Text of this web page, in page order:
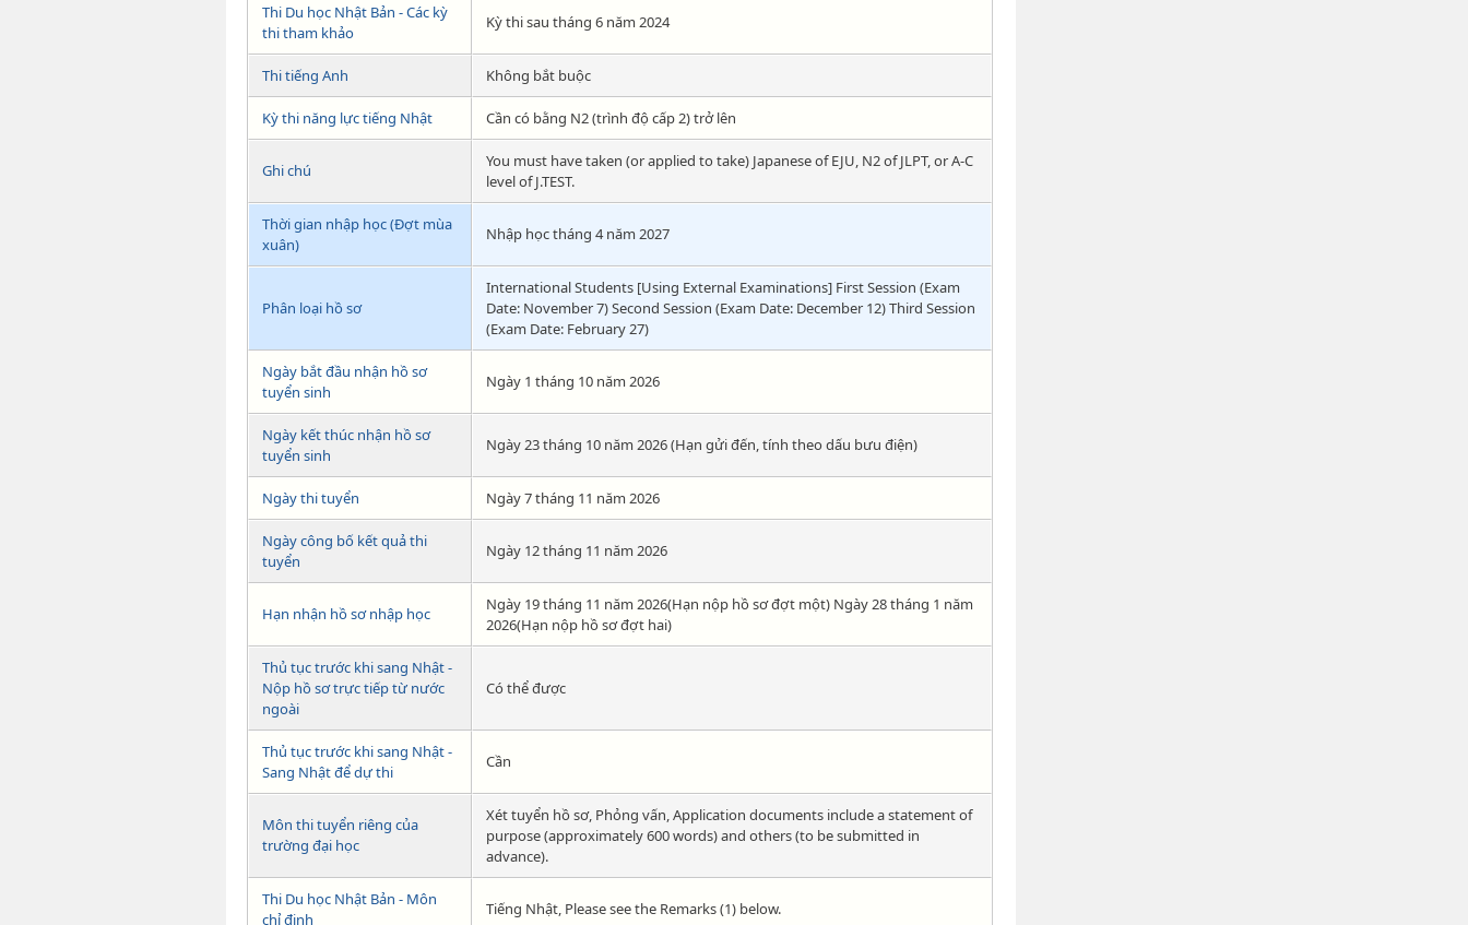
Thi Du học Nhật Bản - Các kỳ
thi tham khảo
Kỳ thi sau tháng 6 năm 2024
Thi tiếng Anh Không bắt buộc
Kỳ thi năng lực tiếng Nhật Cần có bằng N2 (trình độ cấp 2) trở lên
Ghi chú
You must have taken (or applied to take) Japanese of EJU, N2 of JLPT, or A-C
level of J.TEST.
Thời gian nhập học (Đợt mùa
xuân)
Nhập học tháng 4 năm 2027
Phân loại hồ sơ
International Students [Using External Examinations] First Session (Exam
Date: November 7) Second Session (Exam Date: December 12) Third Session
(Exam Date: February 27)
Ngày bắt đầu nhận hồ sơ
tuyển sinh
Ngày 1 tháng 10 năm 2026
Ngày kết thúc nhận hồ sơ
tuyển sinh
Ngày 23 tháng 10 năm 2026 (Hạn gửi đến, tính theo dấu bưu điện)
Ngày thi tuyển Ngày 7 tháng 11 năm 2026
Ngày công bố kết quả thi
tuyển
Ngày 12 tháng 11 năm 2026
Hạn nhận hồ sơ nhập học
Ngày 19 tháng 11 năm 2026(Hạn nộp hồ sơ đợt một) Ngày 28 tháng 1 năm
2026(Hạn nộp hồ sơ đợt hai)
Thủ tục trước khi sang Nhật -
Nộp hồ sơ trực tiếp từ nước
ngoài
Có thể được
Thủ tục trước khi sang Nhật -
Sang Nhật để dự thi
Cần
Môn thi tuyển riêng của
trường đại học
Xét tuyển hồ sơ, Phỏng vấn, Application documents include a statement of
purpose (approximately 600 words) and others (to be submitted in
advance).
Thi Du học Nhật Bản - Môn
chỉ định
Tiếng Nhật, Please see the Remarks (1) below.